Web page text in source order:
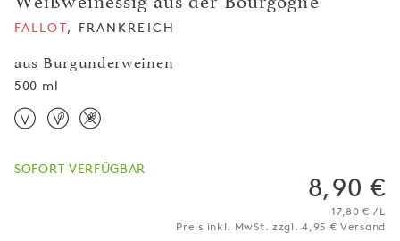
aus Burgunderweinen
FALLOT, FRANKREICH
500 ml
SOFORT VERFÜGBAR
8,90 €
17,80 € / L
Preis inkl. MwSt. zzgl. 4,95 € Versand